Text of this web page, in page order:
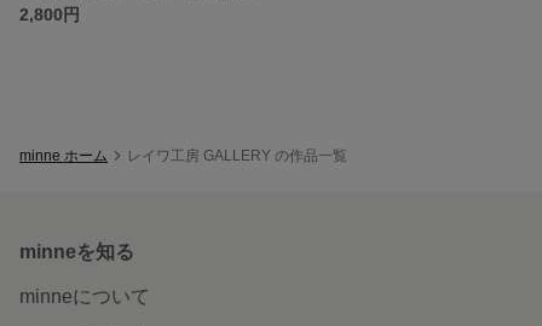
2,800円
minne ホーム レイワ工房 GALLERY の作品一覧
minneを知る
minneについて